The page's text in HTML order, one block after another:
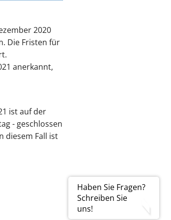
Haben Sie Fragen?
Schreiben Sie
uns!
2020
Die Fristen für
anerkannt,
ist auf der
- geschlossen
diesem Fall ist